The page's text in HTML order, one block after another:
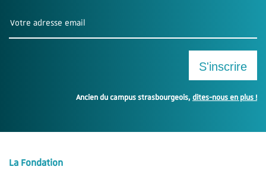
Ancien du campus strasbourgeois,dites-nous en plus!
La Fondation